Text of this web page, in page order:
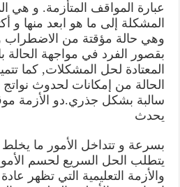
عبارة المواقف المتأزمة. و هي
المشكلة إلى ما هو ابعد منها و
وهي حالة مؤقتة من الاضطراب و
بقصور الفرد في مواجهة الحالة
المعتادة لحل المشكلات, كما
الحالة من إمكانات لحدوث
سالبة بشكل جذري.دو الأزمة
يحدث
بسرعة و تتداخل الأمور ما يخلط
يتطلب الحل السريع لحسم
والأزمة التعليمية التي تظهر